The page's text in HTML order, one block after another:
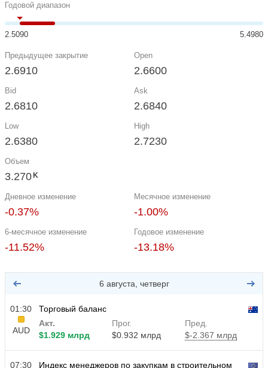
Годовой диапазон
2.5090 5.4980
Предыдущее закрытие
2.6910
Open
2.6600
Bid
2.6810
Ask
2.6840
Low
2.6380
High
2.7230
Объем
3.270 K
Дневное изменение
-0.37%
Месячное изменение
-1.00%
6-месячное изменение
-11.52%
Годовое изменение
-13.18%
6 августа, четверг
01:30
AUD
Торговый баланс
Акт.
$​1.929 млрд
Прог.
$​0.932 млрд
Пред.
$​-2.367 млрд
07:30
Индекс менеджеров по закупкам в строительном